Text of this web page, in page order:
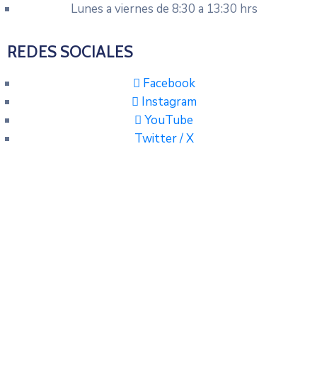
Lunes a viernes de 8:30 a 13:30 hrs
REDES SOCIALES
Facebook
Instagram
YouTube
Twitter / X